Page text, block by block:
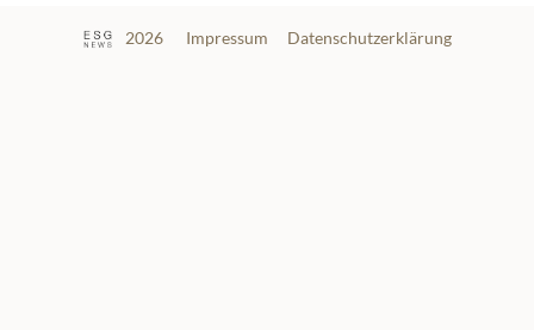
2026 Impressum Datenschutzerklärung